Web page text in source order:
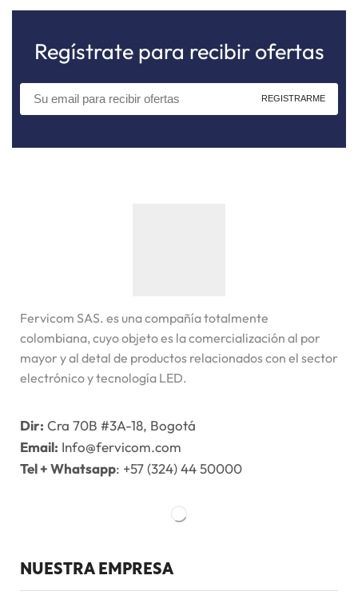
Regístrate para recibir ofertas
Fervicom SAS. es una compañía totalmente
colombiana, cuyo objeto es la comercialización al por
mayor y al detal de productos relacionados con el sector
electrónico y tecnología LED.
Dir: Cra 70B #3A-18, Bogotá
Email: Info@fervicom.com
Tel + Whatsapp: +57 (324) 44 50000
NUESTRA EMPRESA